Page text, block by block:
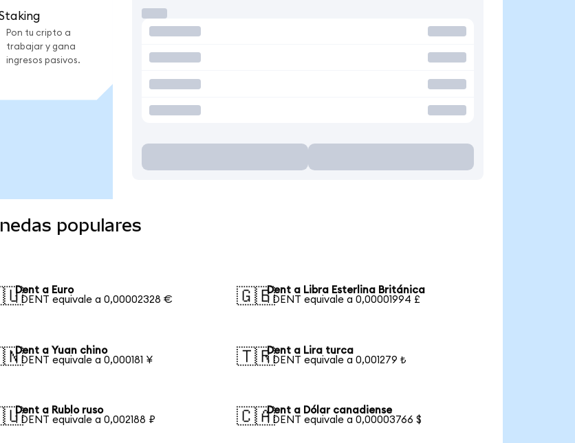
Pon tu cripto a
trabajar y gana
ingresos pasivos.
populares
Dent a Euro
1 DENT equivale a 0,00002328 €
🇬🇧Dent a Libra Esterlina Británica
1 DENT equivale a 0,00001994 £
Dent a Yuan chino
1 DENT equivale a 0,000181 ¥
🇹🇷Dent a Lira turca
1 DENT equivale a 0,001279 ₺
Dent a Rublo ruso
1 DENT equivale a 0,002188 ₽
🇨🇦Dent a Dólar canadiense
1 DENT equivale a 0,00003766 $